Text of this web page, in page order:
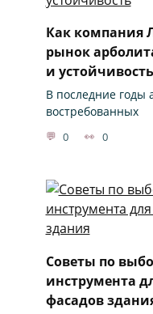
Как компания
рынок
и устойчивость
В последние годы
востребованных
0 0
Советы по
инструмента
фасадов